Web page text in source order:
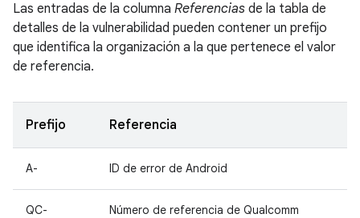
Las entradas de la columna Referencias de la tabla de
detalles de la vulnerabilidad pueden contener un prefijo
que identifica la organización a la que pertenece el valor
de referencia.
Prefijo Referencia
A- ID de error de Android
QC- Número de referencia de Qualcomm